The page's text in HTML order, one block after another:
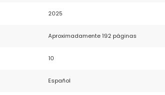
2025
Aproximadamente 192 páginas
10
Español